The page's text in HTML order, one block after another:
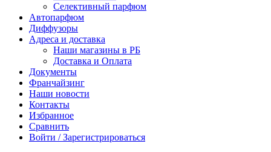
Селективный парфюм
Автопарфюм
Диффузоры
Адреса и доставка
Наши магазины в РБ
Доставка и Оплата
Документы
Франчайзинг
Наши новости
Контакты
Избранное
Сравнить
Войти / Зарегистрироваться